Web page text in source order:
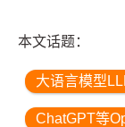
本文话题：
大语言模型
ChatGPT等